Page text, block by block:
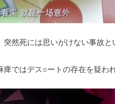
突然死には思いがけない事故
ではデス○ートの存在を疑わ